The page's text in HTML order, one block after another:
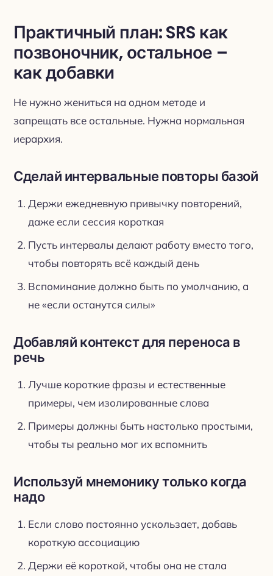
Практичный план: SRS как
позвоночник, остальное –
как добавки
Не нужно жениться на одном методе и
запрещать все остальные. Нужна нормальная
иерархия.
Сделай интервальные повторы базой
Держи ежедневную привычку повторений,
даже если сессия короткая
Пусть интервалы делают работу вместо того,
чтобы повторять всё каждый день
Вспоминание должно быть по умолчанию, а
не «если останутся силы»
Добавляй контекст для переноса в
речь
Лучше короткие фразы и естественные
примеры, чем изолированные слова
Примеры должны быть настолько простыми,
чтобы ты реально мог их вспомнить
Используй мнемонику только когда
надо
Если слово постоянно ускользает, добавь
короткую ассоциацию
Держи её короткой, чтобы она не стала